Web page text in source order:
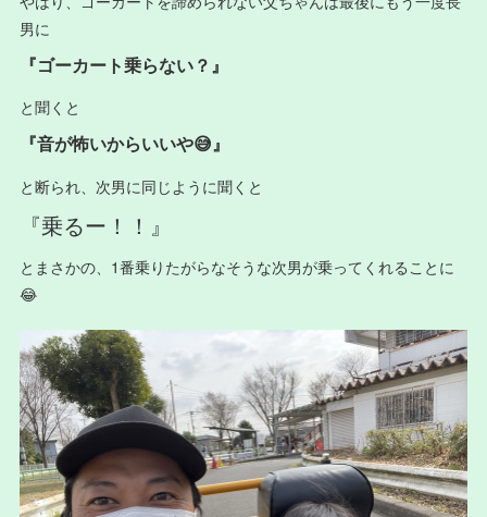
男に
『ゴーカート乗らない？』
と聞くと
『音が怖いからいいや😅』
と断られ、次男に同じように聞くと
『乗るー！！』
とまさかの、1番乗りたがらなそうな次男が乗ってくれることに
😂